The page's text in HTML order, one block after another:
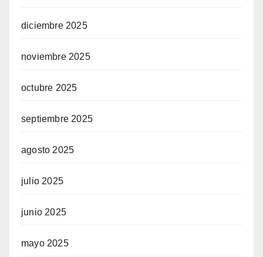
diciembre 2025
noviembre 2025
octubre 2025
septiembre 2025
agosto 2025
julio 2025
junio 2025
mayo 2025